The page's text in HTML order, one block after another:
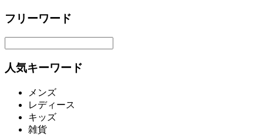
フリーワード
人気キーワード
メンズ
レディース
キッズ
雑貨